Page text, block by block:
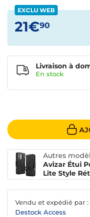
EXCLU WEB
21€90
Livraison à
En stock
Autres
Avizar Étui
Lite Style
Vendu et expédié par :
Destock Access